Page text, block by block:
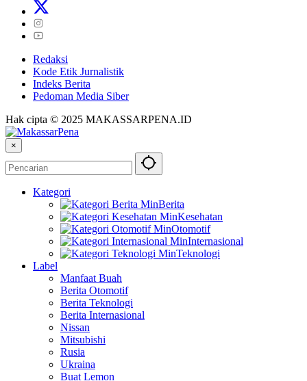
Redaksi
Kode Etik Jurnalistik
Indeks Berita
Pedoman Media Siber
Hak cipta © 2025 MAKASSARPENA.ID
×
Kategori
Berita
Kesehatan
Otomotif
Internasional
Teknologi
Label
Manfaat Buah
Berita Otomotif
Berita Teknologi
Berita Internasional
Nissan
Mitsubishi
Rusia
Ukraina
Buat Lemon